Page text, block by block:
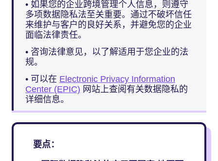
• 如果您的企业跨境管理个人信息，则遵守
多项数据隐私法至关重要。通过不破坏信任
来维护与客户的良好关系，并避免您的企业
面临法律责任。
• 咨询法律意见，以了解适用于您企业的法
规。
• 可以在 Electronic Privacy Information
Center (EPIC) 网站上查阅有关数据隐私的
详细信息。
要点：